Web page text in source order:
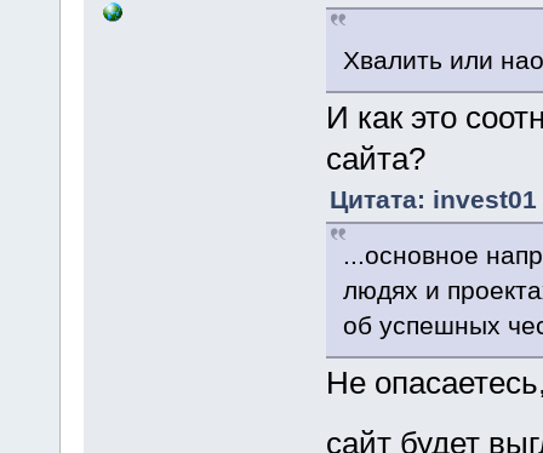
Хвалить или
И как это
сайта?
Цитата:
...основное
людях и
об успешных
Не
сайт будет